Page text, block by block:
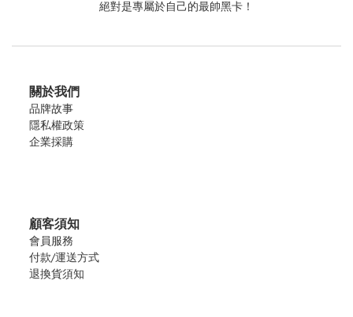
絕對是專屬於自己的最帥黑卡！
關於我們
品牌故事
隱私權政策
企業採購
顧客須知
會員服務
付款/運送方式
退換貨須知